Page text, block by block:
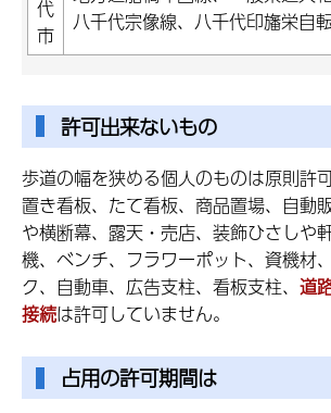
代
市
八千代宗像線、八千代印旛栄自
許可出来ないもの
歩道の幅を狭める個人のものは原則許
置き看板、たて看板、商品置場、自動
や横断幕、露天・売店、装飾ひさしや
機、ベンチ、フラワーポット、資機材
ク、自動車、広告支柱、看板支柱、 道
接続は許可していません。
占用の許可期間は